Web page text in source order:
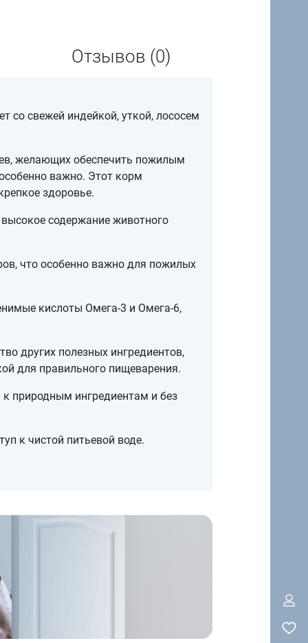
Отзывов (0)
со свежей индейкой, уткой, лососем
желающих обеспечить пожилым
важно. Этот корм
здоровье.
содержание животного
что особенно важно для пожилых
кислоты Омега-3 и Омега-6,
других полезных ингредиентов,
для правильного пищеварения.
к природным ингредиентам и без
к чистой питьевой воде.